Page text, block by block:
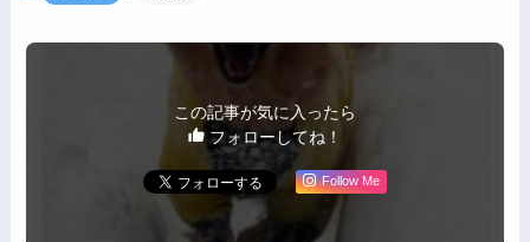
この記事が気に入ったら
フォローしてね！
Follow Me